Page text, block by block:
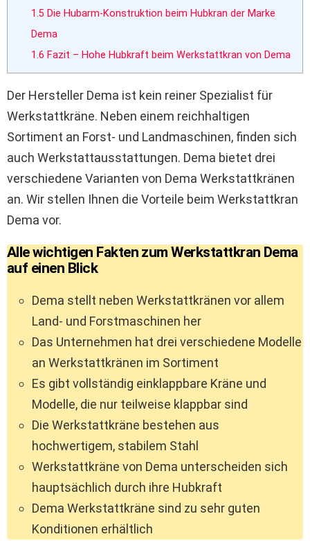
1.5 Die Hubarm-Konstruktion beim Hubkran der Marke
Dema
1.6 Fazit – Hohe Hubkraft beim Werkstattkran von Dema
Der Hersteller Dema ist kein reiner Spezialist für
Werkstattkräne. Neben einem reichhaltigen
Sortiment an Forst- und Landmaschinen, finden sich
auch Werkstattausstattungen. Dema bietet drei
verschiedene Varianten von Dema Werkstattkränen
an. Wir stellen Ihnen die Vorteile beim Werkstattkran
Dema vor.
Alle wichtigen Fakten zum Werkstattkran Dema
auf einen Blick
Dema stellt neben Werkstattkränen vor allem
Land- und Forstmaschinen her
Das Unternehmen hat drei verschiedene Modelle
an Werkstattkränen im Sortiment
Es gibt vollständig einklappbare Kräne und
Modelle, die nur teilweise klappbar sind
Die Werkstattkräne bestehen aus
hochwertigem, stabilem Stahl
Werkstattkräne von Dema unterscheiden sich
hauptsächlich durch ihre Hubkraft
Dema Werkstattkräne sind zu sehr guten
Konditionen erhältlich